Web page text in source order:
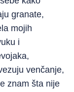
granate,
mojih
i
venčanje,
znam šta nije